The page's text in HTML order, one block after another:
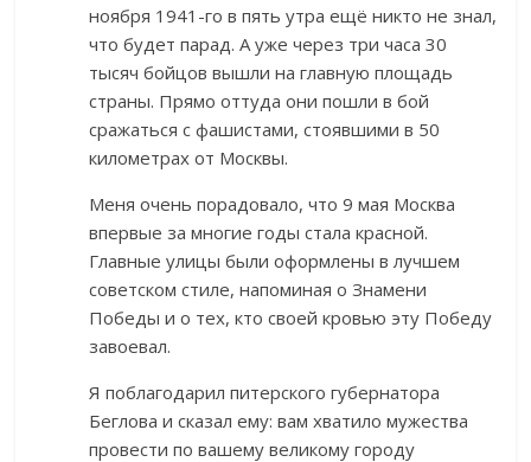
ноября 1941-го в пять утра ещё никто не знал,
что будет парад. А уже через три часа 30
тысяч бойцов вышли на главную площадь
страны. Прямо оттуда они пошли в бой
сражаться с фашистами, стоявшими в 50
километрах от Москвы.
Меня очень порадовало, что 9 мая Москва
впервые за многие годы стала красной.
Главные улицы были оформлены в лучшем
советском стиле, напоминая о Знамени
Победы и о тех, кто своей кровью эту Победу
завоевал.
Я поблагодарил питерского губернатора
Беглова и сказал ему: вам хватило мужества
провести по вашему великому городу